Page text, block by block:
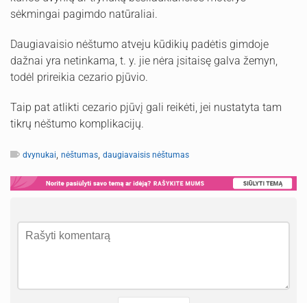
sėkmingai pagimdo natūraliai.
Daugiavaisio nėštumo atveju kūdikių padėtis gimdoje
dažnai yra netinkama, t. y. jie nėra įsitaisę galva žemyn,
todėl prireikia cezario pjūvio.
Taip pat atlikti cezario pjūvį gali reikėti, jei nustatyta tam
tikrų nėštumo komplikacijų.
dvynukai, nėštumas, daugiavaisis nėštumas